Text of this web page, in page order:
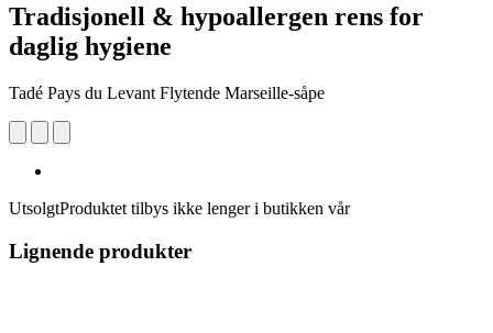
Tradisjonell & hypoallergen rens for
daglig hygiene
Tadé Pays du Levant Flytende Marseille-såpe
UtsolgtProduktet tilbys ikke lenger i butikken vår
Lignende produkter